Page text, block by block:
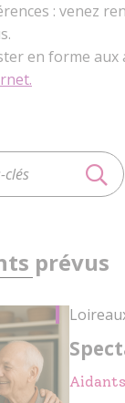
: venez
en forme
prévus
Aidants